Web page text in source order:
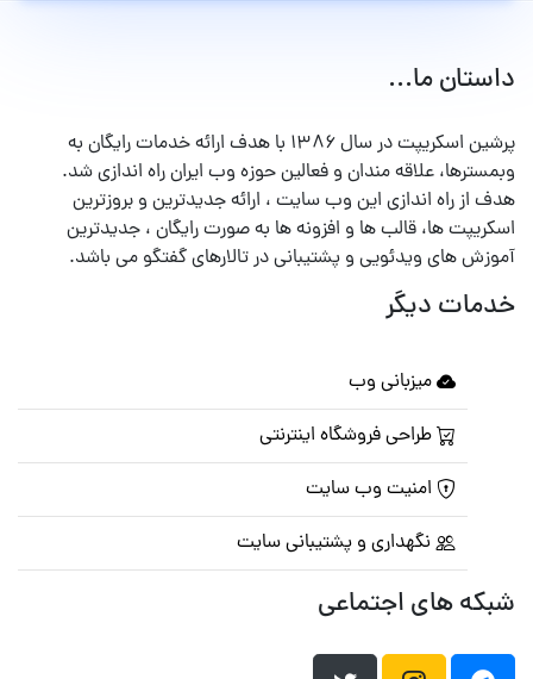
داستان ما...
پرشین اسکریپت در سال ۱۳۸۶ با هدف ارائه خدمات رایگان به
وبمسترها، علاقه مندان و فعالین حوزه وب ایران راه اندازی شد.
هدف از راه اندازی این وب سایت ، ارائه جدیدترین و بروزترین
اسکریپت ها، قالب ها و افزونه ها به صورت رایگان ، جدیدترین
آموزش های ویدئویی و پشتیبانی در تالارهای گفتگو می باشد.
خدمات دیگر
میزبانی وب
طراحی فروشگاه اینترنتی
امنیت وب سایت
نگهداری و پشتیبانی سایت
شبکه های اجتماعی